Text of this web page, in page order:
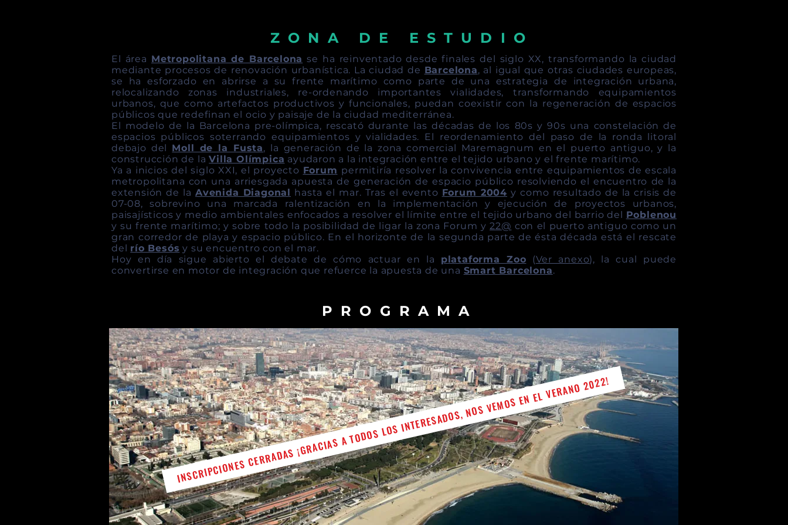
Z O N A D E E S T U D I O
El área Metropolitana de Barcelona se ha reinventado desde finales del siglo XX, transformando la ciudad
mediante procesos de renovación urbanística. La ciudad de Barcelona, al igual que otras ciudades europeas,
se ha esforzado en abrirse a su frente marítimo como parte de una estrategia de integración urbana,
relocalizando zonas industriales, re-ordenando importantes vialidades, transformando equipamientos
urbanos, que como artefactos productivos y funcionales, puedan coexistir con la regeneración de espacios
públicos que redefinan el ocio y paisaje de la ciudad mediterránea.
El modelo de la Barcelona pre-olímpica, rescató durante las décadas de los 80s y 90s una constelación de
espacios públicos soterrando equipamientos y vialidades. El reordenamiento del paso de la ronda litoral
debajo del Moll de la Fusta, la generación de la zona comercial Maremagnum en el puerto antiguo, y la
construcción de laVilla Olímpica ayudaron a la integración entre el tejido urbano y el frente marítimo.
Ya a inicios del siglo XXI, el proyecto Forum permitiría resolver la convivencia entre equipamientos de escala
metropolitana con una arriesgada apuesta de generación de espacio público resolviendo el encuentro de la
extensión de la Avenida Diagonal hasta el mar. Tras el evento Forum 2004 y como resultado de la crisis de
07-08, sobrevino una marcada ralentización en la implementación y ejecución de proyectos urbanos,
paisajísticos y medio ambientales enfocados a resolver el límite entre el tejido urbano del barrio del Poblenou
y su frente marítimo; y sobre todo la posibilidad de ligar la zona Forum y 22@ con el puerto antiguo como un
gran corredor de playa y espacio público. En el horizonte de la segunda parte de ésta década está el rescate
del río Besós y su encuentro con el mar.
Hoy en día sigue abierto el debate de cómo actuar en la plataforma Zoo (Ver anexo), la cual puede
convertirse en motor de integración que refuerce la apuesta de una Smart Barcelona.
P R O G R A M A
INSCRIPCIONES CERRADAS ¡GRACIAS A TODOS LOS INTERESADOS, NOS VEMOS EN EL VERANO 2022!